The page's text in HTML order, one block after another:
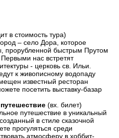
в стоимость тура)
– село Дора, которое
прорубленной быстрым Прутом
нас встретят
- церковь св. Ильи.
к живописному водопаду
известный ресторан
посетить выставку-базар
(вх. билет)
путешествие в уникальный
в стиле сказочной
прогуляться среди
атмосферу в хоббит-